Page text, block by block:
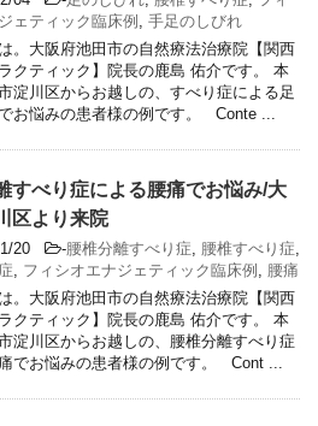
ェティック臨床例 手足のしびれ
。大阪府池田市の自然療法治療院【関西
クティック】院長の鹿島 佑介です。 本
淀川区からお越しの、すべり症による足
お悩みの患者様の例です。 Conte ...
すべり症による腰痛でお悩み/大
区より来院
20 -腰椎分離すべり症 腰椎すべり症
フィシオエナジェティック臨床例
腰痛
。大阪府池田市の自然療法治療院【関西
クティック】院長の鹿島 佑介です。 本
淀川区からお越しの、腰椎分離すべり症
でお悩みの患者様の例です。 Cont ...